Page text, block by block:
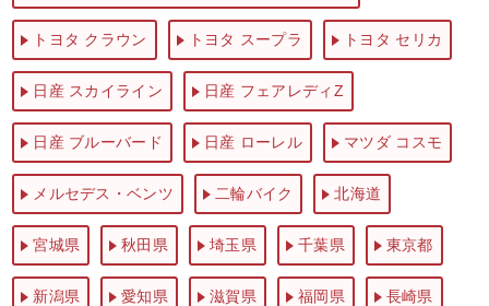
トヨタ クラウン トヨタ スープラ トヨタ セリカ
日産 スカイライン 日産 フェアレディZ
日産 ブルーバード 日産 ローレル マツダ コスモ
メルセデス・ベンツ 二輪バイク 北海道
宮城県 秋田県 埼玉県 千葉県 東京都
新潟県 愛知県 滋賀県 福岡県 長崎県